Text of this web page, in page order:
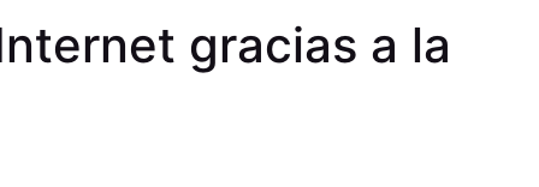
gracias a la